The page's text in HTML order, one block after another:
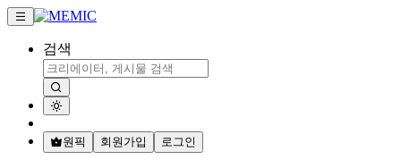
검색
원픽 회원가입 로그인